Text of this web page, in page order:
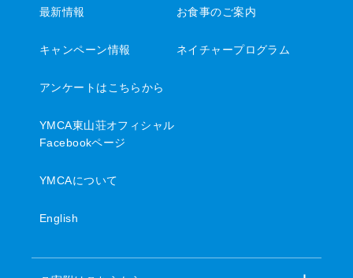
最新情報
キャンペーン情報
アンケートはこちらから
お食事のご案内
ネイチャープログラム
YMCA東山荘オフィシャル
Facebookページ
YMCAについて
English